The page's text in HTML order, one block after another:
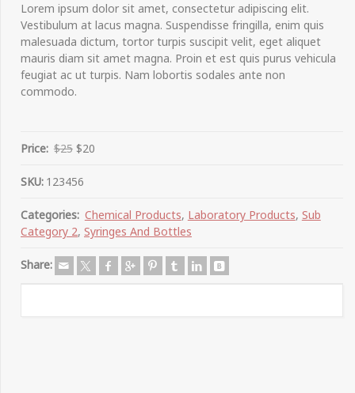
Lorem ipsum dolor sit amet, consectetur adipiscing elit.
Vestibulum at lacus magna. Suspendisse fringilla, enim quis
malesuada dictum, tortor turpis suscipit velit, eget aliquet
mauris diam sit amet magna. Proin et est quis purus vehicula
feugiat ac ut turpis. Nam lobortis sodales ante non
commodo.
Price: $25 $20
SKU: 123456
Categories: Chemical Products, Laboratory Products, Sub
Category 2, Syringes And Bottles
Share: